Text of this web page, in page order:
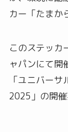
カー「たまか
このステッカ
ャパンにて開
「ユニバー
2025」の開催